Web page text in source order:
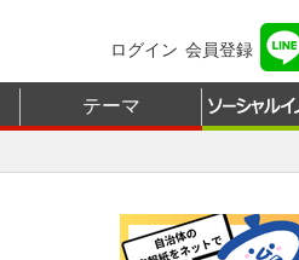
ログイン 会員登録
テーマ